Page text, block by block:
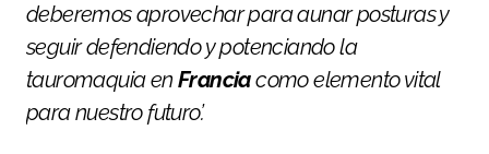
deberemos aprovechar para aunar posturas y
seguir defendiendo y potenciando la
tauromaquia en Franciacomo elemento vital
para nuestro futuro’.